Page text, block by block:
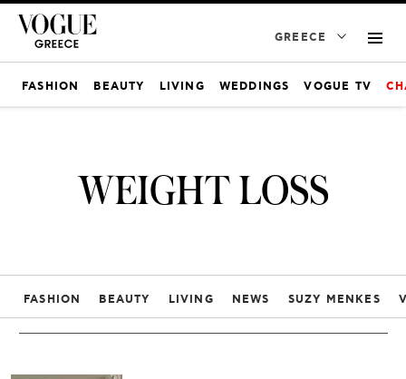
GREECE
FASHION BEAUTY LIVING WEDDINGS VOGUE TV
WEIGHT LOSS
FASHION BEAUTY LIVING NEWS SUZY MENKES